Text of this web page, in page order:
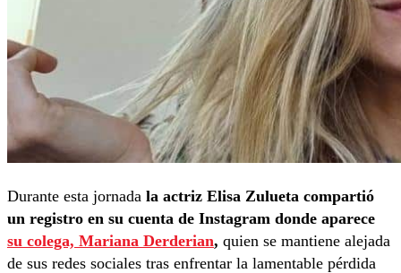
Durante esta jornada la actriz Elisa Zulueta compartió
un registro en su cuenta de Instagram donde aparece
su colega, Mariana Derderian, quien se mantiene alejada
de sus redes sociales tras enfrentar la lamentable pérdida